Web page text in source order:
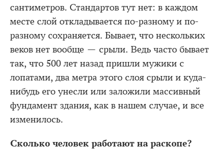
сантиметров. Стандартов тут нет: в каждом
месте слой откладывается по-разному и по-
разному сохраняется. Бывает, что нескольких
веков нет вообще — срыли. Ведь часто бывает
так, что 500 лет назад пришли мужики с
лопатами, два метра этого слоя срыли и куда-
нибудь его унесли или заложили массивный
фундамент здания, как в нашем случае, и все
изменилось.
Сколько человек работают на раскопе?